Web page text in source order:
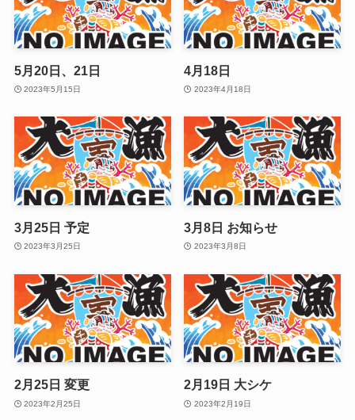
5月20日、21日
2023年5月15日
4月18日
2023年4月18日
3月25日 予定
2023年3月25日
3月8日 お知らせ
2023年3月8日
2月25日 変更
2023年2月25日
2月19日 大シケ
2023年2月19日